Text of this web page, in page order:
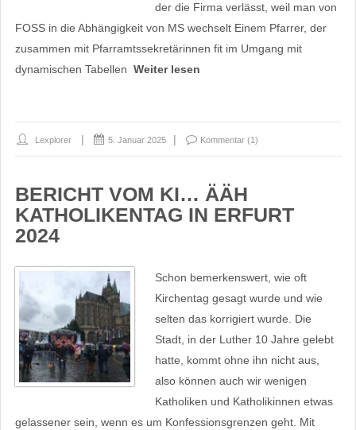
der die Firma verlässt, weil man von
FOSS in die Abhängigkeit von MS wechselt Einem Pfarrer, der
zusammen mit Pfarramtssekretärinnen fit im Umgang mit
dynamischen Tabellen Weiter lesen
Lexplorer 5. Januar 2025 Kommentar (1)
BERICHT VOM KI… ÄÄH
KATHOLIKENTAG IN ERFURT
2024
Schon bemerkenswert, wie oft
Kirchentag gesagt wurde und wie
selten das korrigiert wurde. Die
Stadt, in der Luther 10 Jahre gelebt
hatte, kommt ohne ihn nicht aus,
also können auch wir wenigen
Katholiken und Katholikinnen etwas
gelassener sein, wenn es um Konfessionsgrenzen geht. Mit